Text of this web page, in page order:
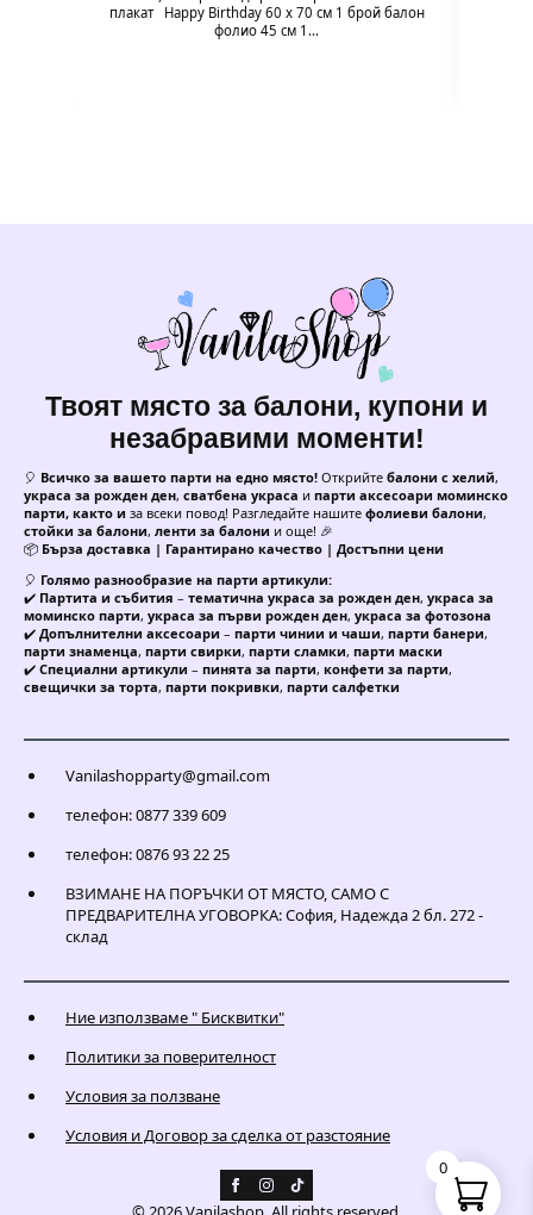
плакат Happy Birthday 60 х 70 см 1 брой балон
фолио 45 см 1…
Твоят място за балони, купони и
незабравими моменти!
🎈 Всичко за вашето парти на едно място! Открийте балони с хелий,
украса за рожден ден, сватбена украса и парти аксесоари моминско
парти, както и за всеки повод! Разгледайте нашите фолиеви балони,
стойки за балони, ленти за балони и още! 🎉
📦 Бърза доставка | Гарантирано качество | Достъпни цени
🎈 Голямо разнообразие на парти артикули:
✔️ Партита и събития – тематична украса за рожден ден, украса за
моминско парти, украса за първи рожден ден, украса за фотозона
✔️ Допълнителни аксесоари – парти чинии и чаши, парти банери,
парти знаменца, парти свирки, парти сламки, парти маски
✔️ Специални артикули – пинята за парти, конфети за парти,
свещички за торта, парти покривки, парти салфетки
Vanilashopparty@gmail.com
телефон: 0877 339 609
телефон: 0876 93 22 25
ВЗИМАНЕ НА ПОРЪЧКИ ОТ МЯСТО, САМО С
ПРЕДВАРИТЕЛНА УГОВОРКА: София, Надежда 2 бл. 272 -
склад
Ние използваме " Бисквитки"
Политики за поверителност
Условия за ползване
Условия и Договор за сделка от разстояние
0